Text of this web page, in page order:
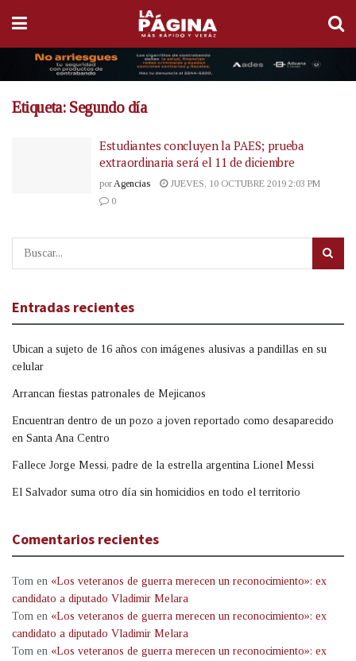
Etiqueta: Segundo día
Estudiantes concluyen la PAES; prueba
extraordinaria será el 11 de diciembre
por Agencias
JUEVES, 10 OCTUBRE 2019 2:03 PM
0
Entradas recientes
Ubican a sujeto de 16 años con imágenes alusivas a pandillas en su
celular
Arrancan fiestas patronales de Mejicanos
Encuentran dentro de un pozo a joven reportado como desaparecido
en Santa Ana Centro
Fallece Jorge Messi, padre de la estrella argentina Lionel Messi
El Salvador suma otro día sin homicidios en todo el territorio
Comentarios recientes
Tom en «Los veteranos de guerra merecen un reconocimiento»: ex
candidato a diputado Vladimir Melara
Tom en «Los veteranos de guerra merecen un reconocimiento»: ex
candidato a diputado Vladimir Melara
Tom en «Los veteranos de guerra merecen un reconocimiento»: ex